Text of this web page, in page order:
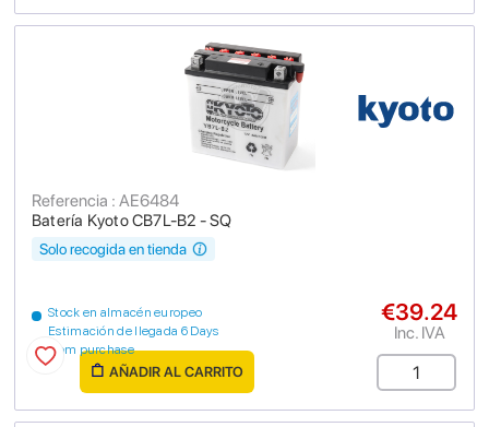
Batería Kyoto CB7L-B2 - SQ
Referencia : AE6484
Stock en almacén europeo
Estimación de llegada 6 Days
from purchase
Solo recogida en tienda
€39.24
Inc. IVA
AÑADIR AL CARRITO